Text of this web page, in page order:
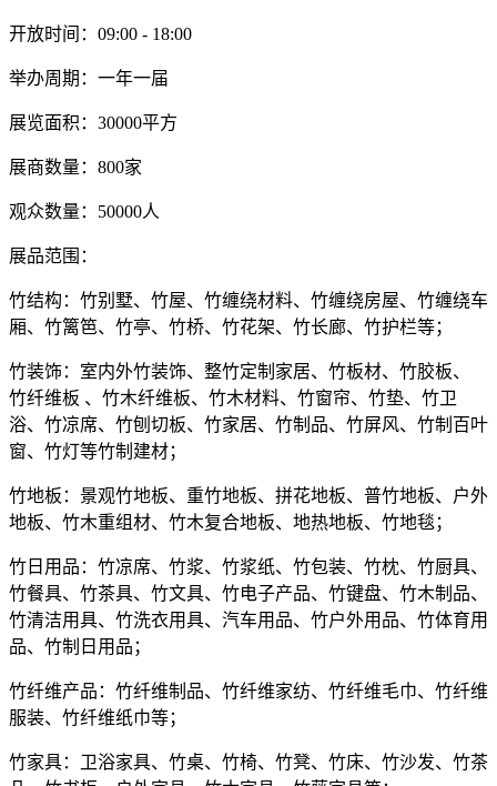
开放时间：09:00 - 18:00
举办周期：一年一届
展览面积：30000平方
展商数量：800家
观众数量：50000人
展品范围：
竹结构：竹别墅、竹屋、竹缠绕材料、竹缠绕房屋、竹缠绕车
厢、竹篱笆、竹亭、竹桥、竹花架、竹长廊、竹护栏等；
竹装饰：室内外竹装饰、整竹定制家居、竹板材、竹胶板、
竹纤维板 、竹木纤维板、竹木材料、竹窗帘、竹垫、竹卫
浴、竹凉席、竹刨切板、竹家居、竹制品、竹屏风、竹制百叶
窗、竹灯等竹制建材；
竹地板：景观竹地板、重竹地板、拼花地板、普竹地板、户外
地板、竹木重组材、竹木复合地板、地热地板、竹地毯；
竹日用品：竹凉席、竹浆、竹浆纸、竹包装、竹枕、竹厨具、
竹餐具、竹茶具、竹文具、竹电子产品、竹键盘、竹木制品、
竹清洁用具、竹洗衣用具、汽车用品、竹户外用品、竹体育用
品、竹制日用品；
竹纤维产品：竹纤维制品、竹纤维家纺、竹纤维毛巾、竹纤维
服装、竹纤维纸巾等；
竹家具：卫浴家具、竹桌、竹椅、竹凳、竹床、竹沙发、竹茶